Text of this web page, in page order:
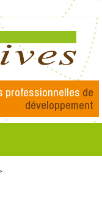
professionnelles de
développement